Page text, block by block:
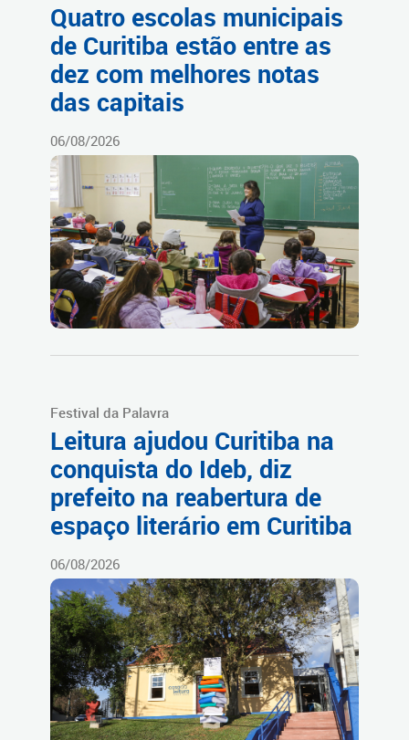
Quatro escolas municipais
de Curitiba estão entre as
dez com melhores notas
das capitais
06/08/2026
Festival da Palavra
Leitura ajudou Curitiba na
conquista do Ideb, diz
prefeito na reabertura de
espaço literário em Curitiba
06/08/2026